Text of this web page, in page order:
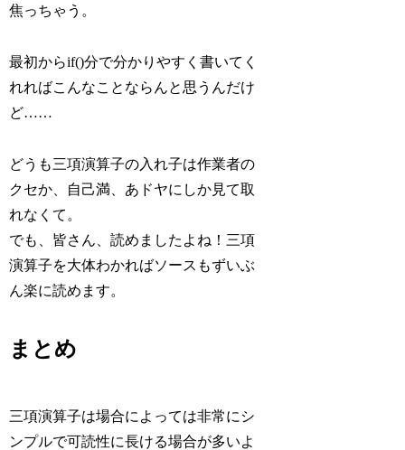
焦っちゃう。
最初からif()分で分かりやすく書いてく
れればこんなことならんと思うんだけ
ど……
どうも三項演算子の入れ子は作業者の
クセか、自己満、あドヤにしか見て取
れなくて。
でも、皆さん、読めましたよね！三項
演算子を大体わかればソースもずいぶ
ん楽に読めます。
まとめ
三項演算子は場合によっては非常にシ
ンプルで可読性に長ける場合が多いよ